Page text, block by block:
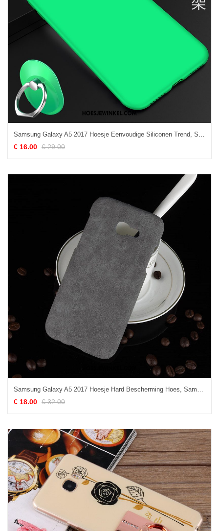
Samsung Galaxy A5 2017 Hoesje Eenvoudige Siliconen Trend, Samsung Galaxy A5 2017 Hoesje Anti-fall Hoge
€ 16.00 € 29.00
Samsung Galaxy A5 2017 Hoesje Hard Bescherming Hoes, Samsung Galaxy A5 2017 Hoesje Leer Mobiele Telefoon
€ 18.00 € 32.00